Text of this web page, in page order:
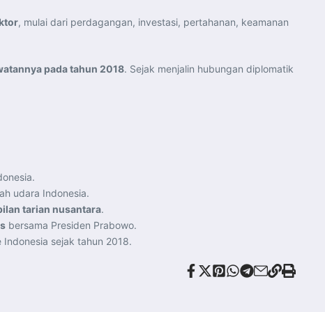
, mulai dari perdagangan, investasi, pertahanan, keamanan
pada tahun 2018. Sejak menjalin hubungan diplomatik
udara Indonesia.
tarian nusantara.
bersama Presiden Prabowo.
sejak tahun 2018.